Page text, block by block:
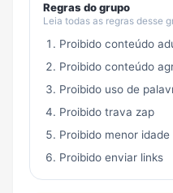
Regras do grupo
Leia todas as regras desse
Proibido conteúdo
Proibido conteúdo
Proibido uso de
Proibido trava zap
Proibido menor idade
Proibido enviar links